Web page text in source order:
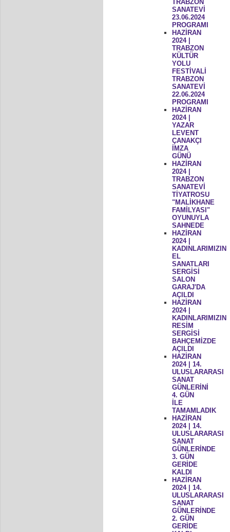
TRABZON
SANATEVİ
23.06.2024
PROGRAMI
HAZİRAN
2024 |
TRABZON
KÜLTÜR
YOLU
FESTİVALİ
TRABZON
SANATEVİ
22.06.2024
PROGRAMI
HAZİRAN
2024 |
YAZAR
LEVENT
ÇANAKÇI
İMZA
GÜNÜ
HAZİRAN
2024 |
TRABZON
SANATEVİ
TİYATROSU
"MALİKHANE
FAMİLYASI"
OYUNUYLA
SAHNEDE
HAZİRAN
2024 |
KADINLARIMIZIN
EL
SANATLARI
SERGİSİ
SALON
GARAJ'DA
AÇILDI
HAZİRAN
2024 |
KADINLARIMIZIN
RESİM
SERGİSİ
BAHÇEMİZDE
AÇILDI
HAZİRAN
2024 | 14.
ULUSLARARASI
SANAT
GÜNLERİNİ
4. GÜN
İLE
TAMAMLADIK
HAZİRAN
2024 | 14.
ULUSLARARASI
SANAT
GÜNLERİNDE
3. GÜN
GERİDE
KALDI
HAZİRAN
2024 | 14.
ULUSLARARASI
SANAT
GÜNLERİNDE
2. GÜN
GERİDE